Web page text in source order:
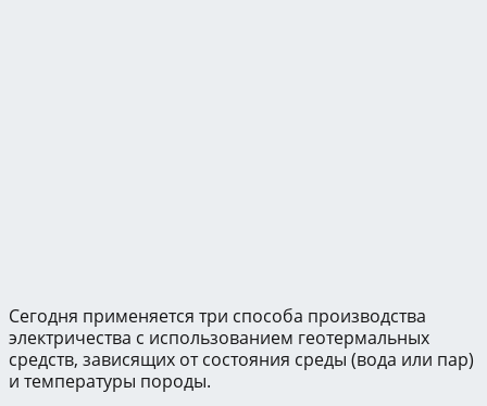
Сегодня применяется три способа производства
электричества с использованием геотермальных
средств, зависящих от состояния среды (вода или пар)
и температуры породы.